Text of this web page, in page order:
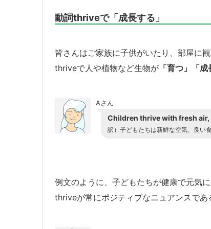
動詞thriveで「成長する」
皆さんはご家族に子供がいたり、部屋に
thriveで人や植物など生物が 「育つ」「成
Aさん
Children thrive with fresh
訳）子どもたちは新鮮な空気、良い
例文のように、子どもたちが健康で元気
thriveが常にポジティブなニュアンスであ